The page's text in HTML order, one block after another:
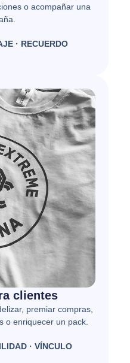
o acompañar una
· RECUERDO
clientes
premiar compras,
o enriquecer un pack.
· VÍNCULO